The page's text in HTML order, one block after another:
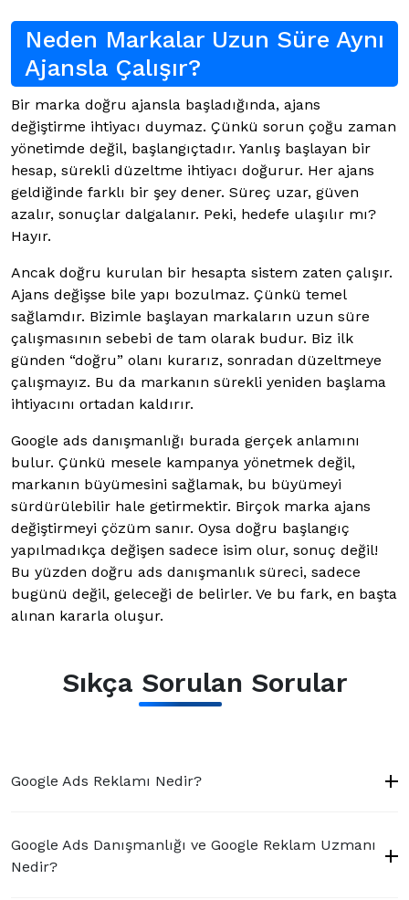
Neden Markalar Uzun Süre Aynı
Ajansla Çalışır?
Bir marka doğru ajansla başladığında, ajans
değiştirme ihtiyacı duymaz. Çünkü sorun çoğu zaman
yönetimde değil, başlangıçtadır. Yanlış başlayan bir
hesap, sürekli düzeltme ihtiyacı doğurur. Her ajans
geldiğinde farklı bir şey dener. Süreç uzar, güven
azalır, sonuçlar dalgalanır. Peki, hedefe ulaşılır mı?
Hayır.
Ancak doğru kurulan bir hesapta sistem zaten çalışır.
Ajans değişse bile yapı bozulmaz. Çünkü temel
sağlamdır. Bizimle başlayan markaların uzun süre
çalışmasının sebebi de tam olarak budur. Biz ilk
günden “doğru” olanı kurarız, sonradan düzeltmeye
çalışmayız. Bu da markanın sürekli yeniden başlama
ihtiyacını ortadan kaldırır.
Google ads danışmanlığı burada gerçek anlamını
bulur. Çünkü mesele kampanya yönetmek değil,
markanın büyümesini sağlamak, bu büyümeyi
sürdürülebilir hale getirmektir. Birçok marka ajans
değiştirmeyi çözüm sanır. Oysa doğru başlangıç
yapılmadıkça değişen sadece isim olur, sonuç değil!
Bu yüzden doğru ads danışmanlık süreci, sadece
bugünü değil, geleceği de belirler. Ve bu fark, en başta
alınan kararla oluşur.
Sıkça Sorulan Sorular
Google Ads Reklamı Nedir?
Google Ads Danışmanlığı ve Google Reklam Uzmanı
Nedir?